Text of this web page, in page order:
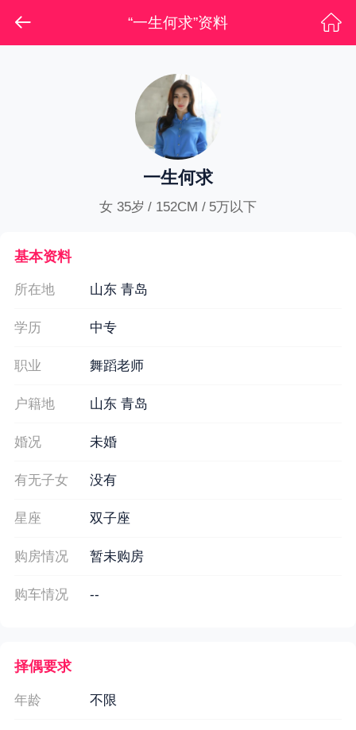
“一生何求”资料
一生何求
女 35岁 / 152CM / 5万以下
基本资料
所在地 山东 青岛
学历 中专
职业 舞蹈老师
户籍地 山东 青岛
婚况 未婚
有无子女 没有
星座 双子座
购房情况 暂未购房
购车情况 --
择偶要求
年龄 不限